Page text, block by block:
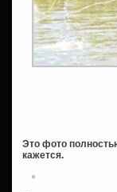
Это фото
кажется.